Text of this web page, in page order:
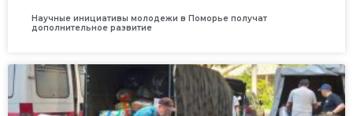
Научные инициативы молодежи в Поморье получат
дополнительное развитие